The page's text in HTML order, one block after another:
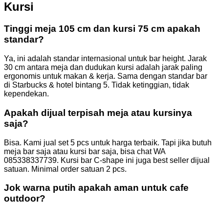
Kursi
Tinggi meja 105 cm dan kursi 75 cm apakah
standar?
Ya, ini adalah standar internasional untuk bar height. Jarak
30 cm antara meja dan dudukan kursi adalah jarak paling
ergonomis untuk makan & kerja. Sama dengan standar bar
di Starbucks & hotel bintang 5. Tidak ketinggian, tidak
kependekan.
Apakah dijual terpisah meja atau kursinya
saja?
Bisa. Kami jual set 5 pcs untuk harga terbaik. Tapi jika butuh
meja bar saja atau kursi bar saja, bisa chat WA
085338337739. Kursi bar C-shape ini juga best seller dijual
satuan. Minimal order satuan 2 pcs.
Jok warna putih apakah aman untuk cafe
outdoor?